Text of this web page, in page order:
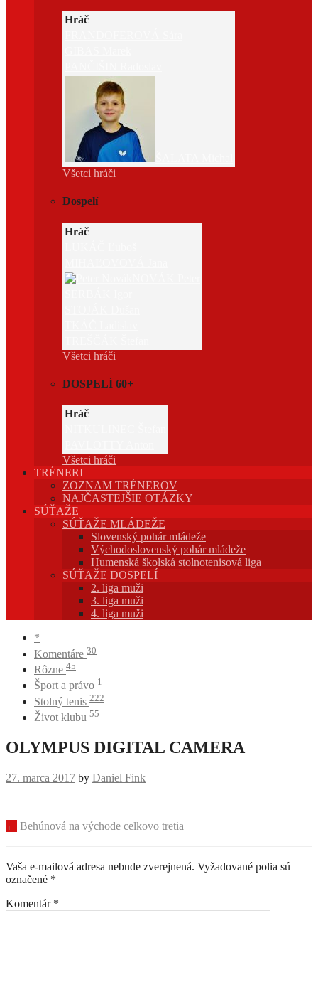
Hráč
Všetci hráči
Dospelí
Hráč
Všetci hráči
DOSPELÍ 60+
Hráč
Všetci hráči
TRÉNERI
ZOZNAM TRÉNEROV
NAJČASTEJŠIE OTÁZKY
SÚŤAŽE
SÚŤAŽE MLÁDEŽE
Slovenský pohár mládeže
Východoslovenský pohár mládeže
Humenská školská stolnotenisová liga
SÚŤAŽE DOSPELÍ
2. liga muži
3. liga muži
4. liga muži
*
Komentáre 30
Rôzne 45
Šport a právo 1
Stolný tenis 222
Život klubu 55
OLYMPUS DIGITAL CAMERA
27. marca 2017 by Daniel Fink
Navigácia
príspevku
← Behúnová na východe celkovo tretia
Vaša e-mailová adresa nebude zverejnená. Vyžadované polia sú
označené *
Komentár *